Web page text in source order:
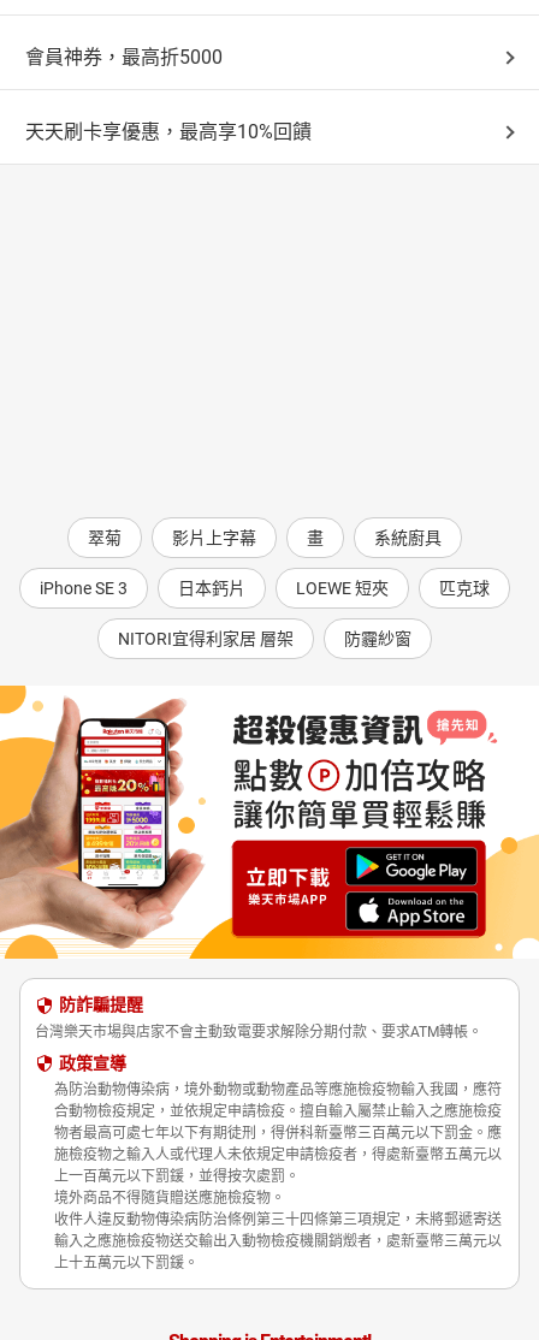
會員神券，最高折5000
天天刷卡享優惠，最高享10%回饋
翠菊 影片上字幕 畫 系統廚具
iPhone SE 3 日本鈣片 LOEWE 短夾 匹克球
NITORI宜得利家居 層架 防霾紗窗
防詐騙提醒
台灣樂天市場與店家不會主動致電要求解除分期付款、要求ATM轉帳。
政策宣導
為防治動物傳染病，境外動物或動物產品等應施檢疫物輸入我國，應符
合動物檢疫規定，並依規定申請檢疫。擅自輸入屬禁止輸入之應施檢疫
物者最高可處七年以下有期徒刑，得併科新臺幣三百萬元以下罰金。應
施檢疫物之輸入人或代理人未依規定申請檢疫者，得處新臺幣五萬元以
上一百萬元以下罰鍰，並得按次處罰。
境外商品不得隨貨贈送應施檢疫物。
收件人違反動物傳染病防治條例第三十四條第三項規定，未將郵遞寄送
輸入之應施檢疫物送交輸出入動物檢疫機關銷燬者，處新臺幣三萬元以
上十五萬元以下罰鍰。